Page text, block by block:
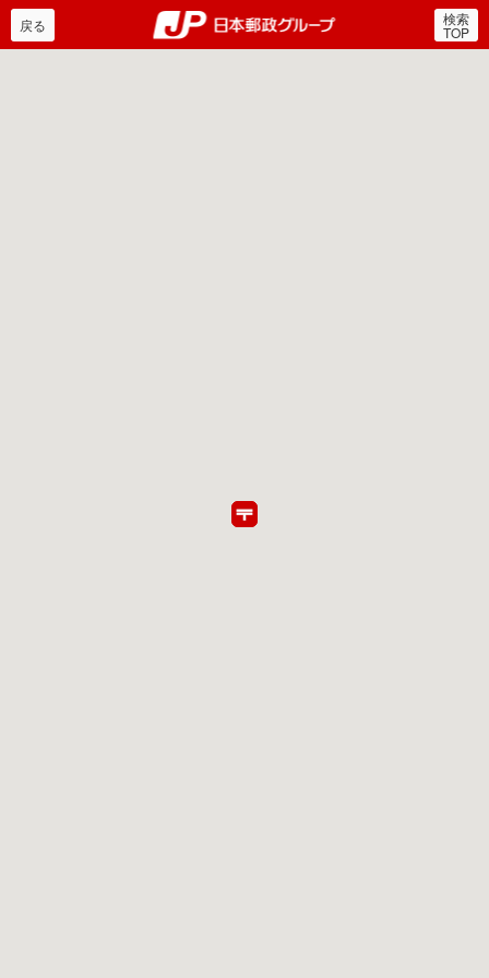
郵便局・日本郵政グルー
戻る 検索
TOP